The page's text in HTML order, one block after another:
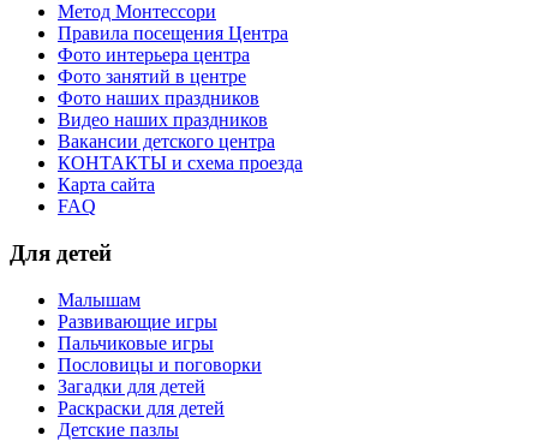
Метод Монтессори
Правила посещения Центра
Фото интерьера центра
Фото занятий в центре
Фото наших праздников
Видео наших праздников
Вакансии детского центра
КОНТАКТЫ и схема проезда
Карта сайта
FAQ
Для детей
Малышам
Развивающие игры
Пальчиковые игры
Пословицы и поговорки
Загадки для детей
Раскраски для детей
Детские пазлы